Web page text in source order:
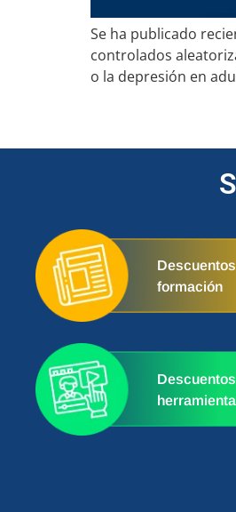
Se ha publicado
controlados
o la depresión en
formación